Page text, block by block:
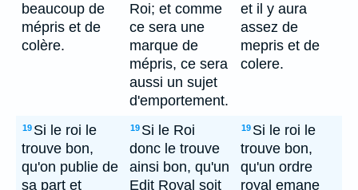
beaucoup de
mépris et de
colère.
Roi; et comme
ce sera une
marque de
mépris, ce sera
aussi un sujet
d'emportement.
et il y aura
assez de
mepris et de
colere.
19 Si le roi le
trouve bon,
qu'on publie de
sa part et
19 Si le Roi
donc le trouve
ainsi bon, qu'un
Edit Royal soit
19 Si le roi le
trouve bon,
qu'un ordre
royal emane